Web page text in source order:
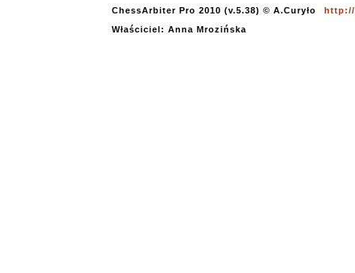
ChessArbiter Pro 2010 (v.5.38) © A.Curyło
http://
Właściciel: Anna Mrozińska